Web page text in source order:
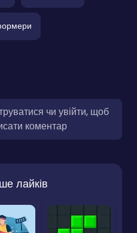
чи увійти, щоб
коментар
лайків